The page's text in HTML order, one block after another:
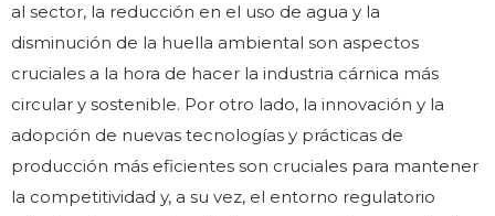
al sector, la reducción en el uso de agua y la
disminución de la huella ambiental son aspectos
cruciales a la hora de hacer la industria cárnica más
circular y sostenible. Por otro lado, la innovación y la
adopción de nuevas tecnologías y prácticas de
producción más eficientes son cruciales para mantener
la competitividad y, a su vez, el entorno regulatorio